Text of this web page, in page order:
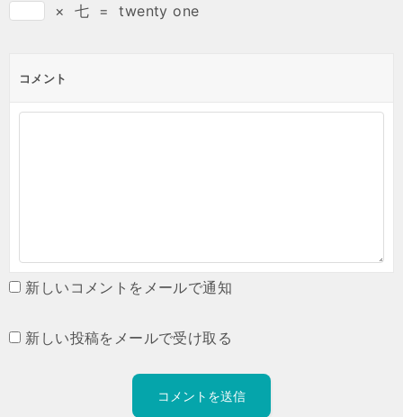
× 七 = twenty one
コメント
新しいコメントをメールで通知
新しい投稿をメールで受け取る